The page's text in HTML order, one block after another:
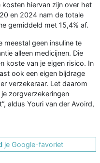
kosten hiervan zijn over het
en 2024 nam de totale
gemiddeld met 15,4% af.
meestal geen insuline te
alleen medicijnen. Die
koste van je eigen risico. In
ook een eigen bijdrage
verzekeraar. Let daarom
zorgverzekeringen
aldus Youri van der Avoird,
je Google-favoriet